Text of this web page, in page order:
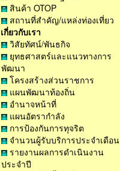
สินค้า OTOP
สถานที่สำคัญ/แหล่งท่องเที่ยว
เกี่ยวกับเรา
วิสัยทัศน์/พันธกิจ
ยุทธศาสตร์และแนวทางการ
พัฒนา
โครงสร้างส่วนราชการ
แผนพัฒนาท้องถิ่น
อำนาจหน้าที่
แผนอัตรากำลัง
การป้องกันการทุจริต
จำนวนผู้รับบริการประจำเดือน
รายงานผลการดำเนินงาน
ประจำปี